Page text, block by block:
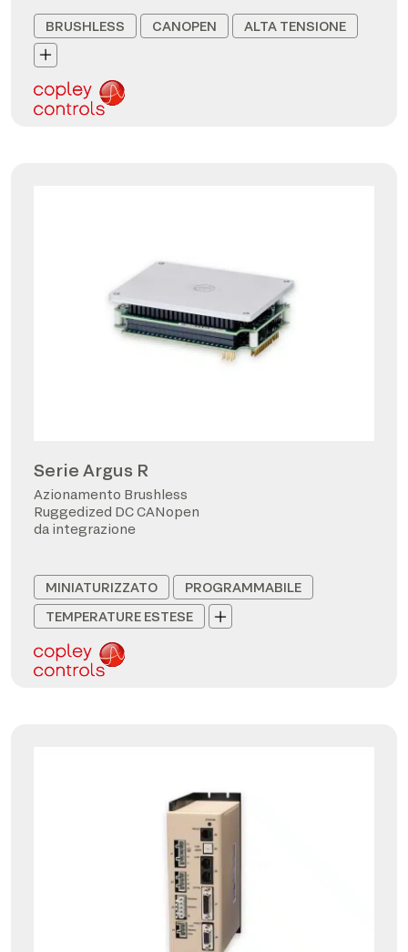
BRUSHLESS CANOPEN ALTA TENSIONE
Serie Argus R
Azionamento Brushless
Ruggedized DC CANopen
da integrazione
MINIATURIZZATO
PROGRAMMABILE
TEMPERATURE ESTESE